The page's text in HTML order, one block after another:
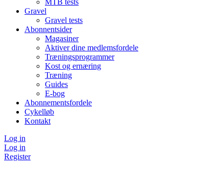
MTB tests
Gravel
Gravel tests
Abonnentsider
Magasiner
Aktiver dine medlemsfordele
Træningsprogrammer
Kost og ernæring
Træning
Guides
E-bog
Abonnementsfordele
Cykelløb
Kontakt
Log in
Log in
Register